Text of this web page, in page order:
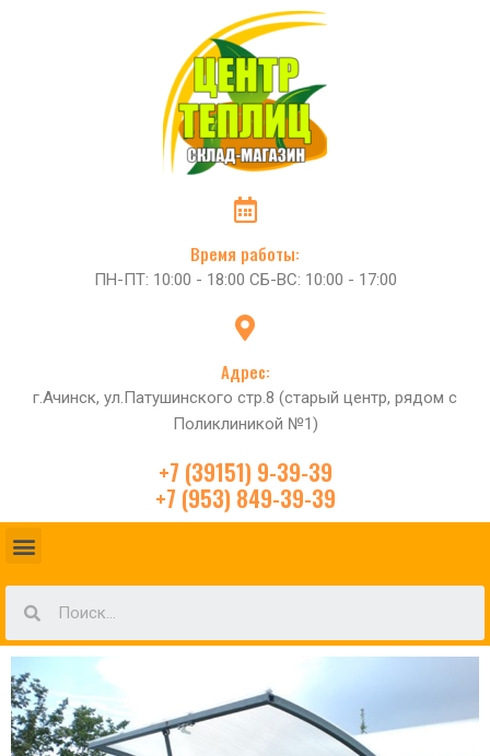
Время работы:
ПН-ПТ: 10:00 - 18:00 СБ-ВС: 10:00 - 17:00
Адрес:
г.Ачинск, ул.Патушинского стр.8 (старый центр, рядом с
Поликлиникой №1)
+7 (39151) 9-39-39
+7 (953) 849-39-39